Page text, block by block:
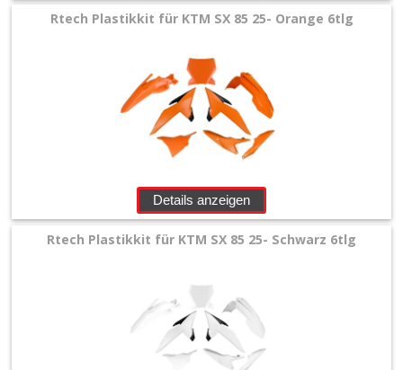
Rtech Plastikkit für KTM SX 85 25- Orange 6tlg
Details anzeigen
Rtech Plastikkit für KTM SX 85 25- Schwarz 6tlg